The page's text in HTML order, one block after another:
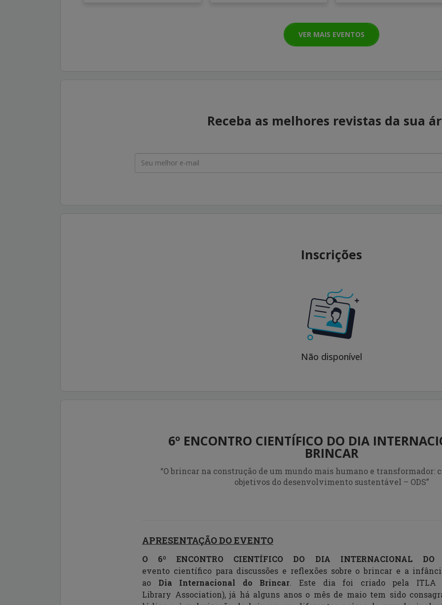
VER MAIS EVENTOS
Receba as melhores revistas da sua
Inscrições
Não disponível
6º ENCONTRO CIENTÍFICO DO DIA
BRINCAR
“O brincar na construção de um mundo mais humano e transformador:
objetivos do desenvolvimento sustentável – ODS”
APRESENTAÇÃO DO EVENTO
O 6º ENCONTRO CIENTÍFICO DO DIA INTERNACIONAL DO
evento científico para discussões e reflexões sobre o brincar e a
ao Dia Internacional do Brincar. Este dia foi criado pela ITLA
Library Association), já há alguns anos o mês de maio tem sido